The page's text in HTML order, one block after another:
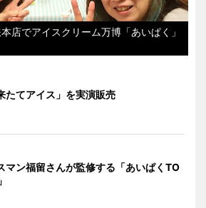
店でアイスクリーム万博「あいぱく」
たてアイス」を実演販売
マン福留さんが監修する「あいぱくTO